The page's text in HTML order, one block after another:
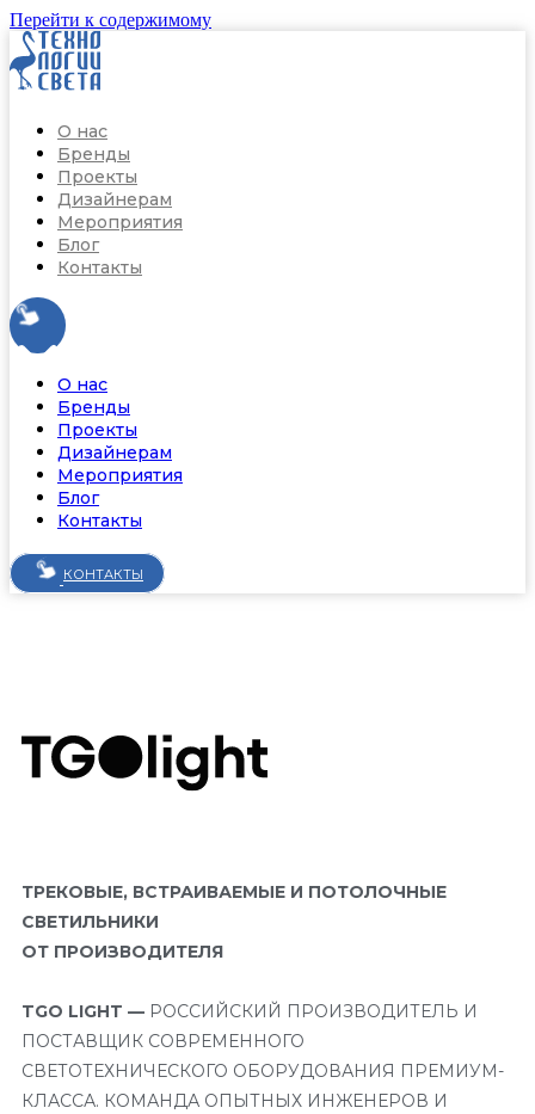
Перейти к содержимому
О нас
Бренды
Проекты
Дизайнерам
Мероприятия
Блог
Контакты
О нас
Бренды
Проекты
Дизайнерам
Мероприятия
Блог
Контакты
КОНТАКТЫ
ТРЕКОВЫЕ, ВСТРАИВАЕМЫЕ И ПОТОЛОЧНЫЕ
СВЕТИЛЬНИКИ
ОТ ПРОИЗВОДИТЕЛЯ
TGO LIGHT — РОССИЙСКИЙ ПРОИЗВОДИТЕЛЬ И
ПОСТАВЩИК СОВРЕМЕННОГО
СВЕТОТЕХНИЧЕСКОГО ОБОРУДОВАНИЯ ПРЕМИУМ-
КЛАССА. КОМАНДА ОПЫТНЫХ ИНЖЕНЕРОВ И